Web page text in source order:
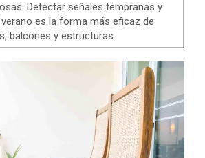
Detectar señales tempranas y
es la forma más eficaz de
balcones y estructuras.